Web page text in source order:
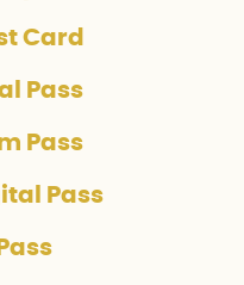
Card
Pass
Pass
Pass